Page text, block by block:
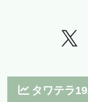
タワテラ